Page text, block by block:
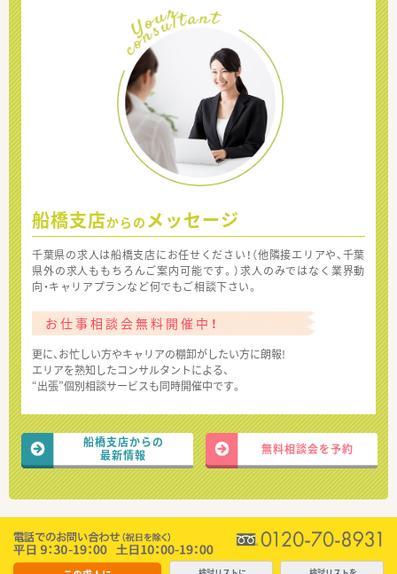
船橋支店からの メッセージ
千葉県の求人は船橋支店にお任せください！（他隣接エリアや、千葉
県外の求人ももちろんご案内可能です。）求人のみではなく業界動
向・キャリアプランなど何でもご相談下さい。
お仕事相談会無料開催中！
更に、お忙しい方やキャリアの棚卸がしたい方に朗報!
エリアを熟知したコンサルタントによる、
“出張”個別相談サービスも同時開催中です。
船橋支店からの
最新情報
無料相談会を予約